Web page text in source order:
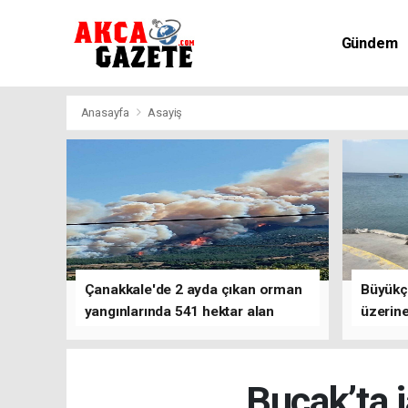
Gündem
Anasayfa Asayiş
Çanakkale'de 2 ayda çıkan orman
yangınlarında 541 hektar alan